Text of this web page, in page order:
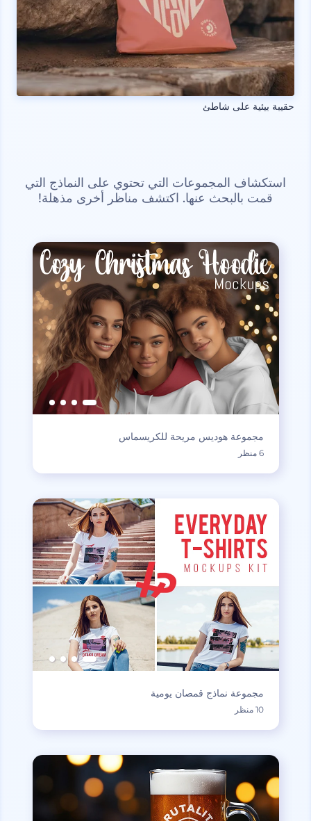
حقيبة بيئية على شاطئ
استكشاف المجموعات التي تحتوي على النماذج التي
قمت بالبحث عنها. اكتشف مناظر أخرى مذهلة!
مجموعة هوديس مريحة للكريسماس
6 منظر
مجموعة نماذج قمصان يومية
10 منظر